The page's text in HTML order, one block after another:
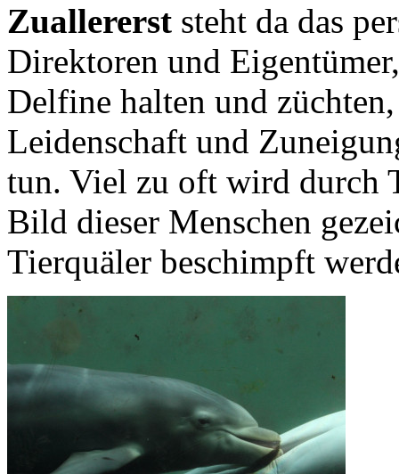
Zuallererst steht da das
Direktoren und
Delfine halten und
Leidenschaft und
tun. Viel zu oft wird durch
Bild dieser Menschen
Tierquäler beschimpft